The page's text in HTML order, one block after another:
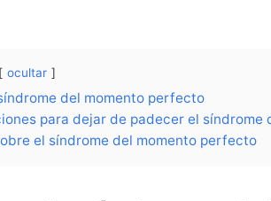
ocultar
del momento perfecto
para dejar de padecer el síndrome
el síndrome del momento perfecto